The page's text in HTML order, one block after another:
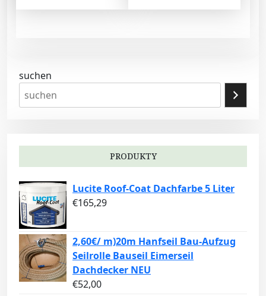
suchen
PRODUKTY
Lucite Roof-Coat Dachfarbe 5 Liter
€165,29
2,60€/ m)20m Hanfseil Bau-Aufzug
Seilrolle Bauseil Eimerseil
Dachdecker NEU
€52,00